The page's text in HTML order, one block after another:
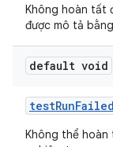
Không hoàn tất
được mô tả bằng
default void
testRunFailed
Không thể